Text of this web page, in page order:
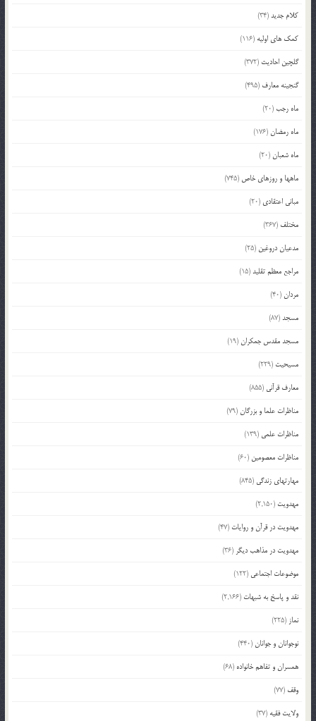
کلام جدید(34)
کمک های اولیه (116)
گلچین احادیث (372)
گنجینه معارف (495)
ماه رجب(20)
ماه رمضان(176)
ماه شعبان(20)
ماهها و روزهای خاص (745)
مبانی اعتقادی (20)
مختلف (367)
مدعیان دروغین (25)
مراجع معظم تقلید(15)
مردان(40)
مسجد(87)
مسجد مقدس جمکران(19)
مسیحیت (229)
معارف قرآنی (855)
مناظرات علما و بزرگان(79)
مناظرات علمی (139)
مناظرات معصومین (60)
مهارتهای زندگی (845)
مهدویت (2,150)
مهدویت در قرآن و روایات (47)
مهدویت در مذاهب دیگر (36)
موضوعات اجتماعی (122)
نقد و پاسخ به شبهات (2,166)
نماز (225)
نوجوانان و جوانان(440)
همسران و تفاهم خانواده (68)
وقف (77)
ولایت فقیه (37)